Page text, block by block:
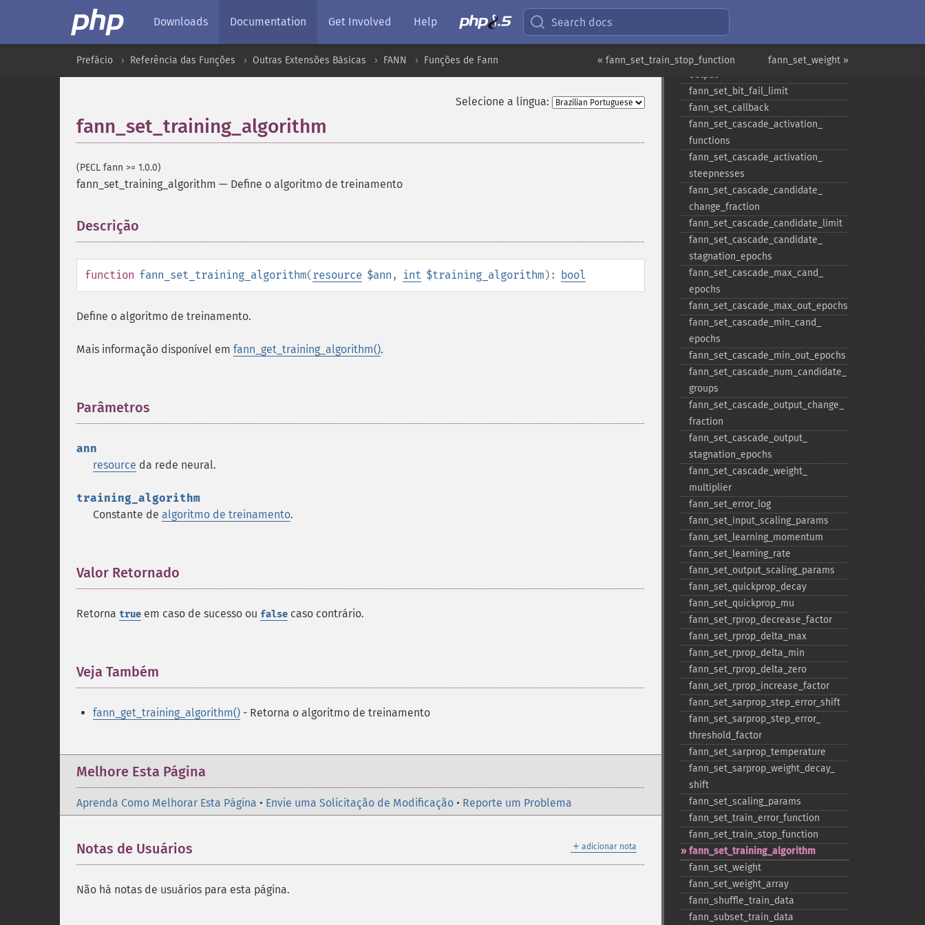
Downloads Documentation Get Involved Help Search docs
fann_set_weight »
« fann_set_train_stop_function
Prefácio Referência das Funções Outras Extensões Básicas FANN Funções de Fann
Selecione a língua:
fann_set_training_algorithm
(PECL fann >= 1.0.0)
fann_set_training_algorithm — Define o algoritmo de treinamento
Descrição
function fann_set_training_algorithm(resource $ann , int $training_algorithm): bool
Define o algoritmo de treinamento.
Mais informação disponível em fann_get_training_algorithm().
Parâmetros
ann
resource da rede neural.
training_algorithm
Constante de algoritmo de treinamento.
Valor Retornado
Retorna true em caso de sucesso ou false caso contrário.
Veja Também
fann_get_training_algorithm() - Retorna o algoritmo de treinamento
Melhore Esta Página
Aprenda Como Melhorar Esta Página • Envie uma Solicitação de Modificação • Reporte um Problema
＋ adicionar nota
Notas de Usuários
Não há notas de usuários para esta página.
hidden
layer
fann_​set_​activation_​steepness_​
output
fann_​set_​bit_​fail_​limit
fann_​set_​callback
fann_​set_​cascade_​activation_​
functions
fann_​set_​cascade_​activation_​
steepnesses
fann_​set_​cascade_​candidate_​
change_​fraction
fann_​set_​cascade_​candidate_​limit
fann_​set_​cascade_​candidate_​
stagnation_​epochs
fann_​set_​cascade_​max_​cand_​
epochs
fann_​set_​cascade_​max_​out_​epochs
fann_​set_​cascade_​min_​cand_​
epochs
fann_​set_​cascade_​min_​out_​epochs
fann_​set_​cascade_​num_​candidate_​
groups
fann_​set_​cascade_​output_​change_​
fraction
fann_​set_​cascade_​output_​
stagnation_​epochs
fann_​set_​cascade_​weight_​
multiplier
fann_​set_​error_​log
fann_​set_​input_​scaling_​params
fann_​set_​learning_​momentum
fann_​set_​learning_​rate
fann_​set_​output_​scaling_​params
fann_​set_​quickprop_​decay
fann_​set_​quickprop_​mu
fann_​set_​rprop_​decrease_​factor
fann_​set_​rprop_​delta_​max
fann_​set_​rprop_​delta_​min
fann_​set_​rprop_​delta_​zero
fann_​set_​rprop_​increase_​factor
fann_​set_​sarprop_​step_​error_​shift
fann_​set_​sarprop_​step_​error_​
threshold_​factor
fann_​set_​sarprop_​temperature
fann_​set_​sarprop_​weight_​decay_​
shift
fann_​set_​scaling_​params
fann_​set_​train_​error_​function
fann_​set_​train_​stop_​function
fann_​set_​training_​algorithm
fann_​set_​weight
fann_​set_​weight_​array
fann_​shuffle_​train_​data
fann_​subset_​train_​data